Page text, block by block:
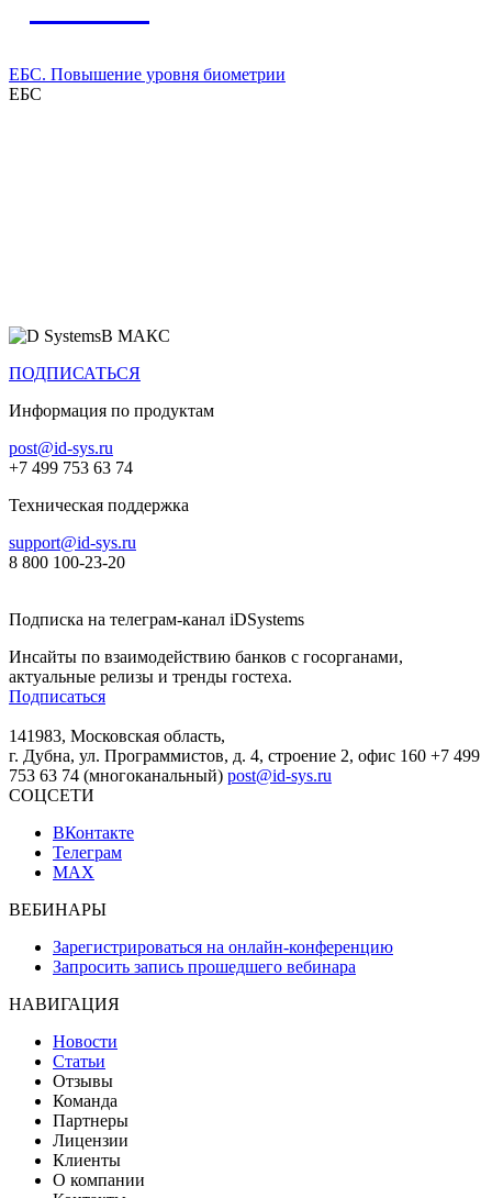
ЕБС. Повышение уровня биометрии
ЕБС
В МАКС
ПОДПИСАТЬСЯ
Информация по продуктам
post@id-sys.ru
+7 499 753 63 74
Техническая поддержка
support@id-sys.ru
8 800 100-23-20
Подписка на телеграм-канал iDSystems
Инсайты по взаимодействию банков с госорганами,
актуальные релизы и тренды гостеха.
Подписаться
141983, Московская область,
г. Дубна, ул. Программистов, д. 4, строение 2, офис 160 +7 499
753 63 74 (многоканальный) post@id-sys.ru
СОЦСЕТИ
ВКонтакте
Телеграм
MAX
ВЕБИНАРЫ
Зарегистрироваться на онлайн-конференцию
Запросить запись прошедшего вебинара
НАВИГАЦИЯ
Новости
Статьи
Отзывы
Команда
Партнеры
Лицензии
Клиенты
О компании